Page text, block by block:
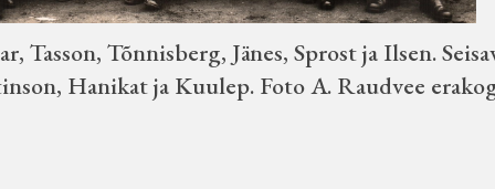
Tasson, Tõnnisberg, Jänes, Sprost ja Ilsen.
Hanikat ja Kuulep. Foto A. Raudvee